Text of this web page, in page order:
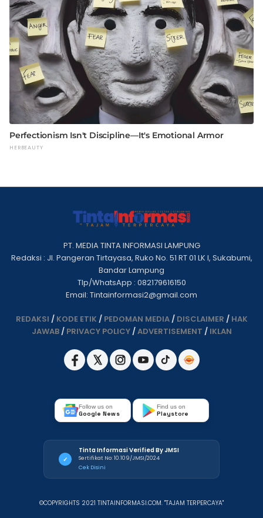
PT. MEDIA TINTA INFORMASI LAMPUNG
Redaksi : Jl. Pangeran Tirtayasa, Ruko No. 51 RT 01 LK I, Sukabumi,
Bandar Lampung
Tlp/WhatsApp : 082179616150
Email: Tintainformasi2@gmail.com
REDAKSI / KODE ETIK / PEDOMAN MEDIA/ DISCLAIMER / HAK
JAWAB/ PRIVACY POLICY/ADVERTISEMENT / IKLAN
Follow us on
Google News
Find us on
Playstore
✓
Tinta Informasi Verified By JMSI
Sertifikat No: 10.109/JMSI/2024
Cek Disini
©COPYRIGHTS 2021 TINTAINFORMASI.COM. "TAJAM TERPERCAYA"